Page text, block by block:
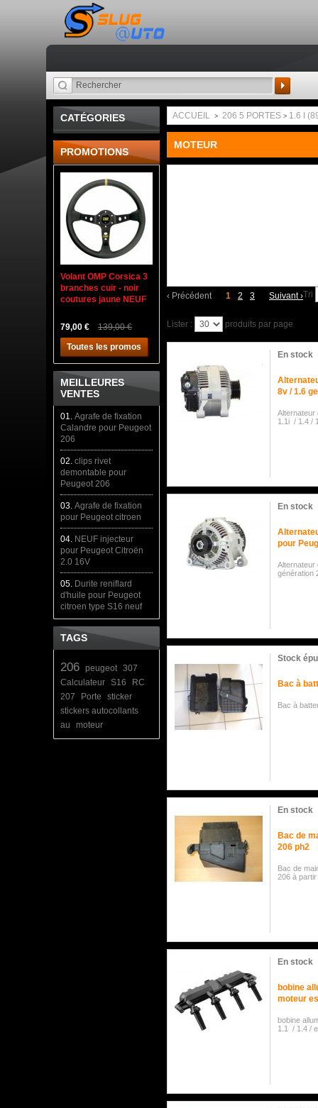
CATÉGORIES
PROMOTIONS
Volant OMP Corsica 3
branches cuir - noir
coutures jaune NEUF
79,00 €
139,00 €
Toutes les promos
MEILLEURES
VENTES
01. Agrafe de fixation
Calandre pour Peugeot
206
02. clips rivet
demontable pour
Peugeot 206
03. Agrafe de fixation
pour Peugeot citroen
04. NEUF injecteur
pour Peugeot Citroën
2.0 16V
05. Durite reniflard
d'huile pour Peugeot
citroen type S16 neuf
TAGS
206 peugeot 307
Calculateur S16
RC
207
Porte
sticker
stickers autocollants
au
moteur
ACCUEIL > 206 5 PORTES > 1.6 I
MOTEUR
‹ Précédent 1 2 3 Suivant›Tri
Lister : produits par page
En stock
8v / 1.6
Alternateur
1.1i / 1.4 /
En stock
pour
Alternateur
génération
Stock
Bac à
Bac à
En stock
Bac de
206 ph2
Bac de
206 à
En stock
bobine
moteur
bobine
1.1 / 1.4 /